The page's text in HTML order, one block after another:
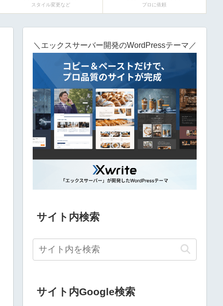
スタイル変更など プロに依頼
＼エックスサーバー開発のWordPressテーマ／
サイト内検索
サイト内Google検索